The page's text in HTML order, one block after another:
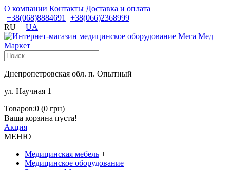
О компании Контакты Доставка и оплата
+38(068)8884691
+38(066)2368999
RU | UA
Днепропетровская обл. п. Опытный
ул. Научная 1
Товаров:0 (0 грн)
Ваша корзина пуста!
Акция
МЕНЮ
Медицинская мебель +
Медицинское оборудование +